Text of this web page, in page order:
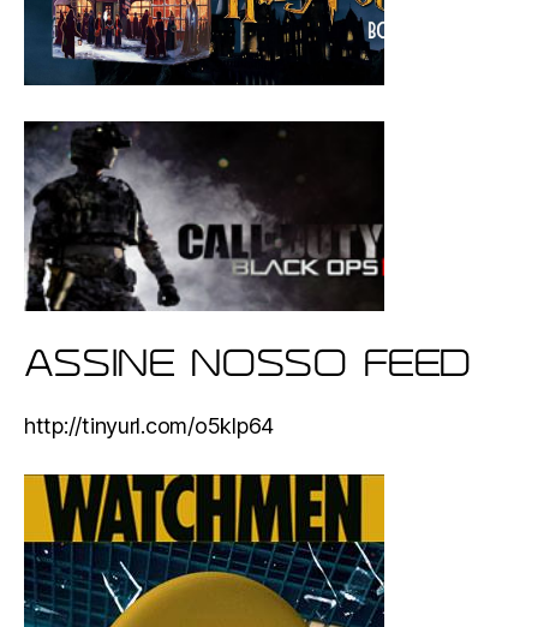
ASSINE NOSSO FEED
http://tinyurl.com/o5klp64